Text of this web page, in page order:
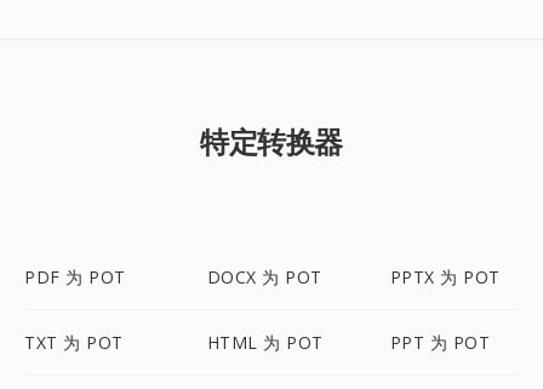
特定转换器
PDF 为 POT DOCX 为 POT PPTX 为 POT
TXT 为 POT HTML 为 POT PPT 为 POT